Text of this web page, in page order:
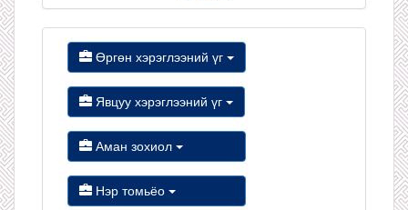
Өргөн хэрэглээний үг
Явцуу хэрэглээний үг
Аман зохиол
Нэр томьёо